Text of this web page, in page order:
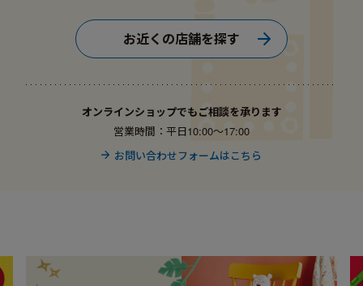
お近くの店舗を探す
オンラインショップでもご相談を承ります
営業時間：平日10:00〜17:00
お問い合わせフォームはこちら